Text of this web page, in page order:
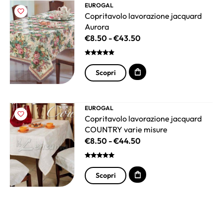
EUROGAL
Copritavolo lavorazione jacquard
Aurora
€8.50 -€43.50
Scopri
EUROGAL
Copritavolo lavorazione jacquard
COUNTRY varie misure
€8.50 -€44.50
Scopri